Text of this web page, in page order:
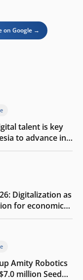
on Google →
talent is key
to advance in
Digitalization as
for economic
Amity Robotics
million Seed